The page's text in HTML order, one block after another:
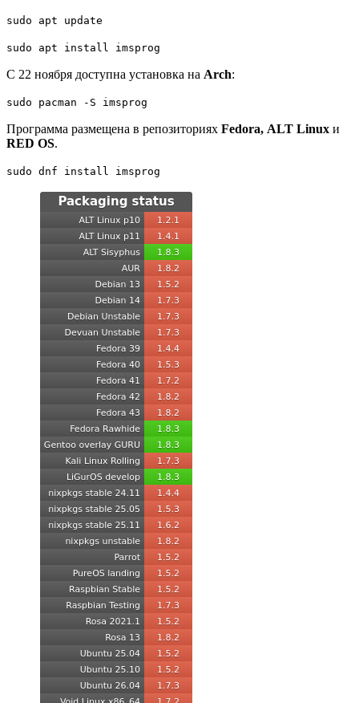
sudo apt update
sudo apt install imsprog
С 22 ноября доступна установка на Arch:
sudo pacman -S imsprog
Программа размещена в репозиториях Fedora, ALT Linux и
RED OS.
sudo dnf install imsprog